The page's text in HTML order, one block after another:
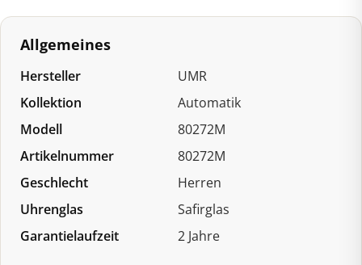
Allgemeines
Hersteller
UMR
Kollektion
Automatik
Modell
80272M
Artikelnummer
80272M
Geschlecht
Herren
Uhrenglas
Safirglas
Garantielaufzeit
2 Jahre